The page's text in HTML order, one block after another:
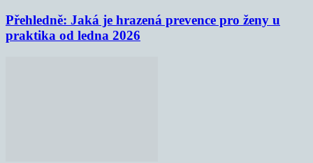
Přehledně: Jaká je hrazená prevence pro ženy u
praktika od ledna 2026